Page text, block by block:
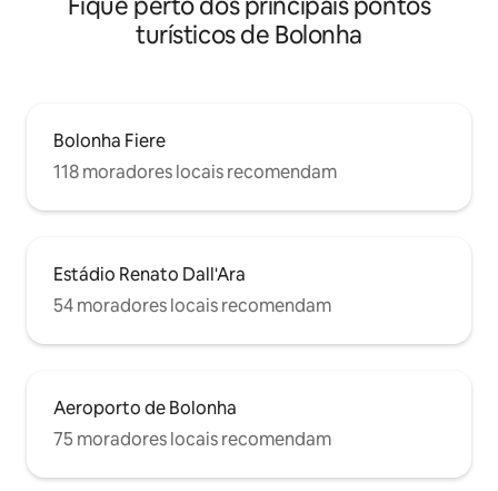
turísticos de Bolonha
Bolonha Fiere
118 moradores locais recomendam
Estádio Renato Dall'Ara
54 moradores locais recomendam
Aeroporto de Bolonha
75 moradores locais recomendam